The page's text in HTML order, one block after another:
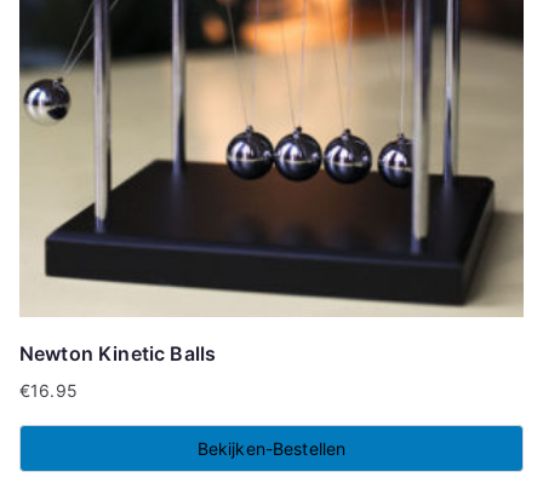
Newton Kinetic Balls
€16.95
Bekijken-Bestellen